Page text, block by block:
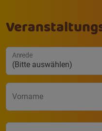
(Bitte auswählen)
Anrede
Vorname